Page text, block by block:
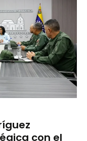
con el